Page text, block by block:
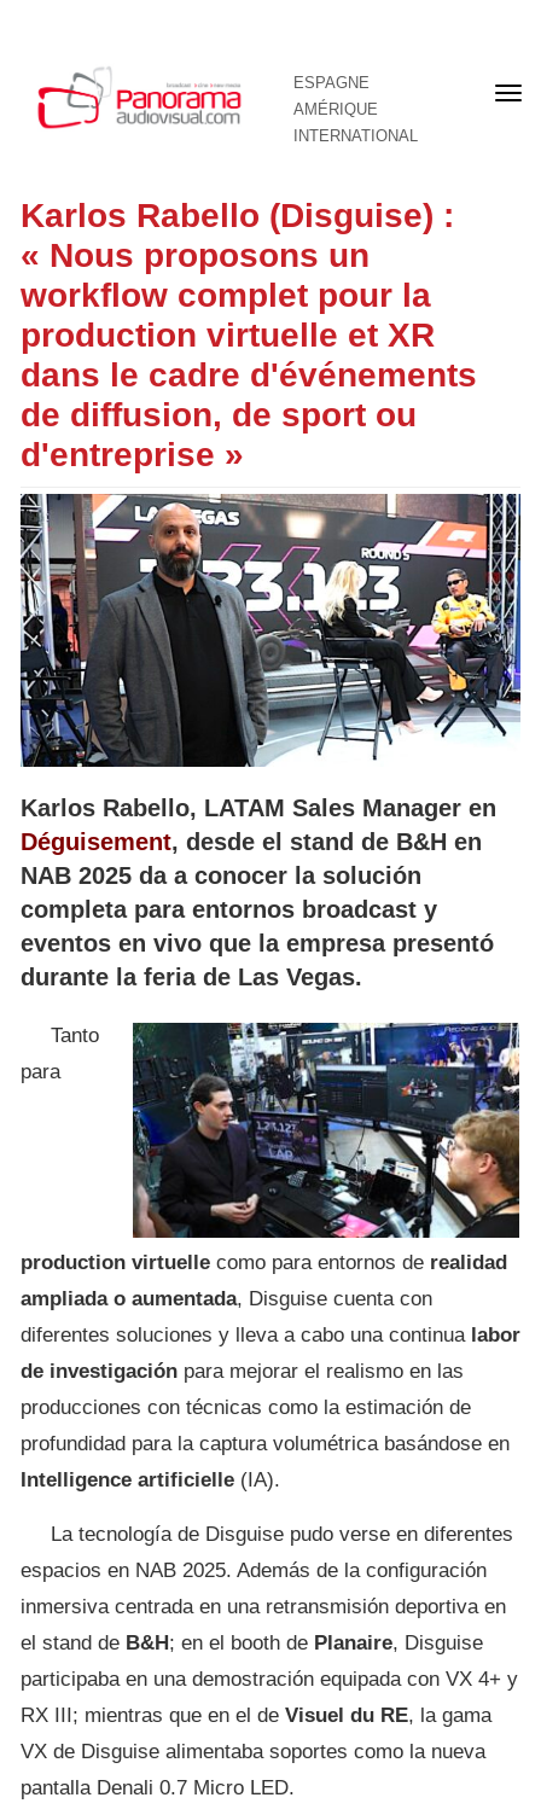
ESPAGNE
AMÉRIQUE
INTERNATIONAL
Karlos Rabello (Disguise) :
« Nous proposons un
workflow complet pour la
production virtuelle et XR
dans le cadre d'événements
de diffusion, de sport ou
d'entreprise »
Karlos Rabello, LATAM Sales Manager en
Déguisement, desde el stand de B&H en
NAB 2025 da a conocer la solución
completa para entornos broadcast y
eventos en vivo que la empresa presentó
durante la feria de Las Vegas.
Tanto
para
production virtuelle como para entornos de realidad
ampliada o aumentada, Disguise cuenta con
diferentes soluciones y lleva a cabo una continua labor
de investigación para mejorar el realismo en las
producciones con técnicas como la estimación de
profundidad para la captura volumétrica basándose en
Intelligence artificielle (IA).
La tecnología de Disguise pudo verse en diferentes
espacios en NAB 2025. Además de la configuración
inmersiva centrada en una retransmisión deportiva en
el stand de B&H; en el booth de Planaire, Disguise
participaba en una demostración equipada con VX 4+ y
RX III; mientras que en el de Visuel du RE, la gama
VX de Disguise alimentaba soportes como la nueva
pantalla Denali 0.7 Micro LED.